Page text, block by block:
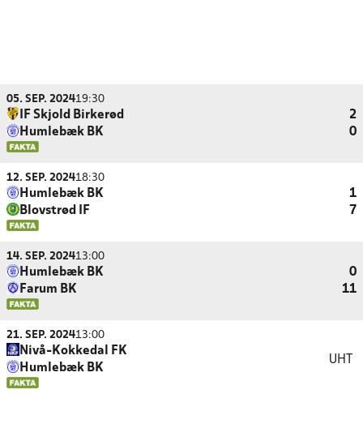
05. SEP. 202419:30
IF Skjold Birkerød
2
Humlebæk BK
0
12. SEP. 202418:30
Humlebæk BK
1
Blovstrød IF
7
14. SEP. 202413:00
Humlebæk BK
0
Farum BK
11
21. SEP. 202413:00
Nivå-Kokkedal FK
Humlebæk BK
UHT